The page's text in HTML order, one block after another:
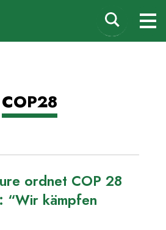
Future
Suchen
nach:
COP28
ordnet COP 28
“Wir kämpfen